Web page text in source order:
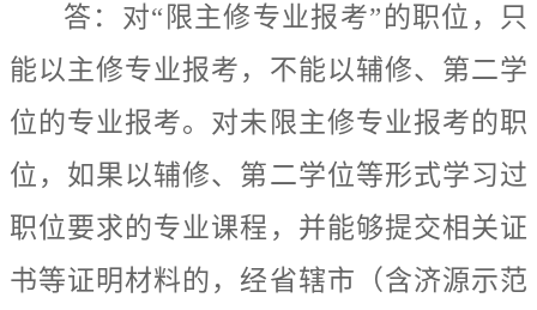
答： 对“ 限主修专业报考” 的职位，只
能以主修专业报考，不能以辅修、第二学
位的专业报考。对未限主修专业报考的职
位， 如果以辅修、第二学位等形式学习过
职位要求的专业课程，并能够提交相关证
书等证明材料的， 经省辖市 （含济源示范